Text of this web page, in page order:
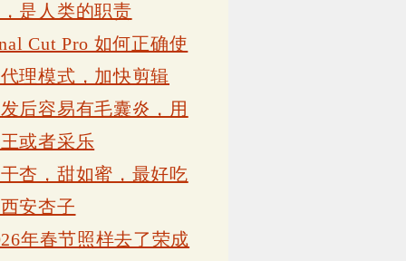
是人类的职责
Cut Pro 如何正确使
理模式，加快剪辑
后容易有毛囊炎，用
或者采乐
杏，甜如蜜，最好吃
安杏子
年春节照样去了荣成